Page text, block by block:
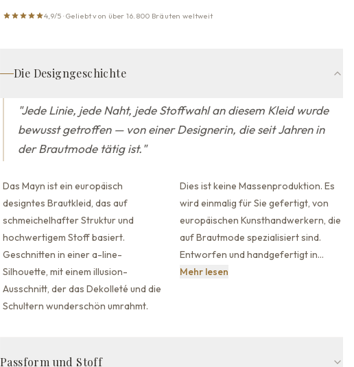
4,9/5 · Geliebt von über 16.800 Bräuten weltweit
Die Designgeschichte
"Jede Linie, jede Naht, jede Stoffwahl an diesem Kleid wurde
bewusst getroffen — von einer Designerin, die seit Jahren in
der Brautmode tätig ist."
Das Mayn ist ein europäisch
designtes Brautkleid, das auf
schmeichelhafter Struktur und
hochwertigem Stoff basiert.
Geschnitten in einer a-line-
Silhouette, mit einem illusion-
Ausschnitt, derdas Dekolleté und die
Schultern wunderschön umrahmt.
Dies ist keine Massenproduktion. Es
wird einmalig für Sie gefertigt, von
europäischen Kunsthandwerkern, die
auf Brautmode spezialisiert sind.
Entworfen und handgefertigt in…
Mehr lesen
Passform und Stoff